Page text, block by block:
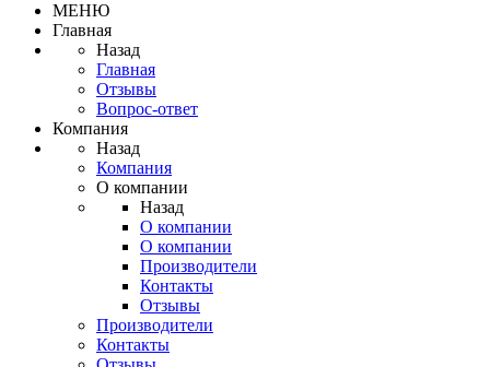
МЕНЮ
Главная
Назад
Главная
Отзывы
Вопрос-ответ
Компания
Назад
Компания
О компании
Назад
О компании
О компании
Производители
Контакты
Отзывы
Производители
Контакты